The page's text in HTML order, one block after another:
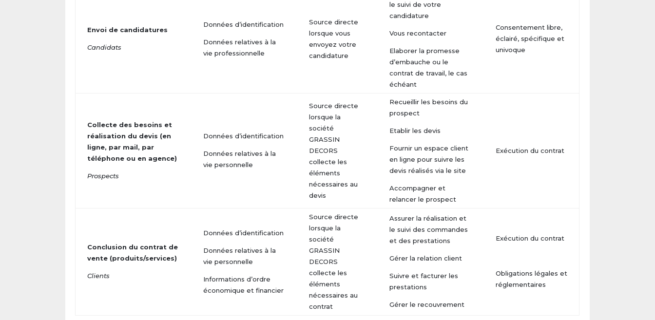
Envoi de candidatures
Candidats
Données d’identification
Données relatives à la
vie professionnelle
Source directe
lorsque vous
envoyez votre
candidature
le suivi de votre
candidature
Vous recontacter
Elaborer la promesse
d’embauche ou le
contrat de travail, le cas
échéant
Consentement libre,
éclairé, spécifique et
univoque
Collecte des besoins et
réalisation du devis (en
ligne, par mail, par
téléphone ou en agence)
Prospects
Données d’identification
Données relatives à la
vie personnelle
Source directe
lorsque la
société
GRASSIN
DECORS
collecte les
éléments
nécessaires au
devis
Recueillir les besoins du
prospect
Etablir les devis
Fournir un espace client
en ligne pour suivre les
devis réalisés via le site
Accompagner et
relancer le prospect
Exécution du contrat
Conclusion du contrat de
vente (produits/services)
Clients
Données d’identification
Données relatives à la
vie personnelle
Informations d’ordre
économique et financier
Source directe
lorsque la
société
GRASSIN
DECORS
collecte les
éléments
nécessaires au
contrat
Assurer la réalisation et
le suivi des commandes
et des prestations
Gérer la relation client
Suivre et facturer les
prestations
Gérer le recouvrement
Exécution du contrat
Obligations légales et
réglementaires